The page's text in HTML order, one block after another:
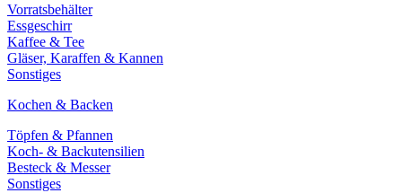
Vorratsbehälter
Essgeschirr
Kaffee & Tee
Gläser, Karaffen & Kannen
Sonstiges
Kochen & Backen
Töpfen & Pfannen
Koch- & Backutensilien
Besteck & Messer
Sonstiges